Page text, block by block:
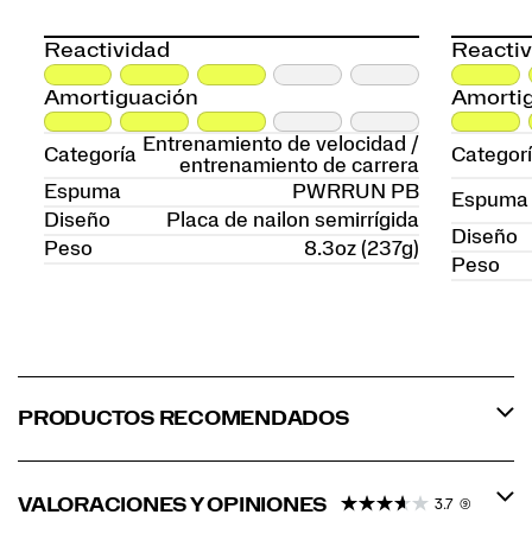
Reactividad
Amortiguación
Categoría Entrenamiento de velocidad /
entrenamiento de carrera
Espuma
PWRRUN PB
Diseño
Placa de nailon semirrígida
Peso
8.3oz (237g)
Espuma
Diseño
Peso
PRODUCTOS RECOMENDADOS
VALORACIONES Y OPINIONES 3.7 (9)